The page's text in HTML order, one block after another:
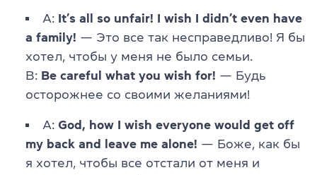
A: It’s all so unfair! I wish I didn’t even have
a family! — Это все так несправедливо! Я бы
хотел, чтобы у меня не было семьи.
B: Be careful what you wish for! — Будь
осторожнее со своими желаниями!
A: God, how I wish everyone would get off
my back and leave me alone! — Боже, как бы
я хотел, чтобы все отстали от меня и